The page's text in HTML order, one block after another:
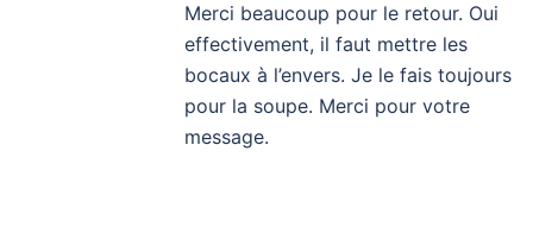
Merci beaucoup pour le retour. Oui
effectivement, il faut mettre les
bocaux à l’envers. Je le fais toujours
pour la soupe. Merci pour votre
message.